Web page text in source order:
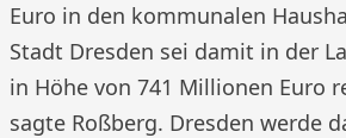
Euro in den kommunalen
Stadt Dresden sei damit in der
in Höhe von 741 Millionen Euro
sagte Roßberg. Dresden werde